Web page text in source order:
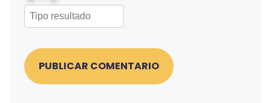
PUBLICAR COMENTARIO